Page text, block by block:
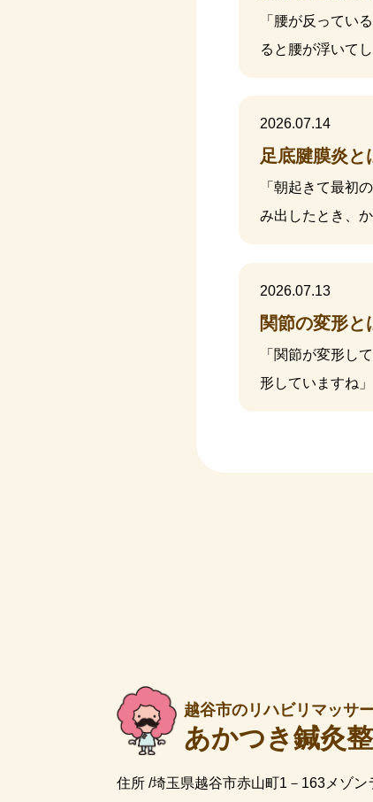
「腰が反ってい
ると腰が浮いて
2026.07.14
足底腱膜炎と
「朝起きて最初
み出したとき、
2026.07.13
関節の変形
「関節が変形し
形していますね
越谷市のリハビリマッサ
あかつき鍼灸
住所 /埼玉県越谷市赤山町1－163メゾン